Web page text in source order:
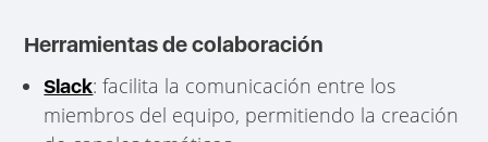
Herramientas de colaboración
Slack: facilita la comunicación entre los
miembros del equipo, permitiendo la creación